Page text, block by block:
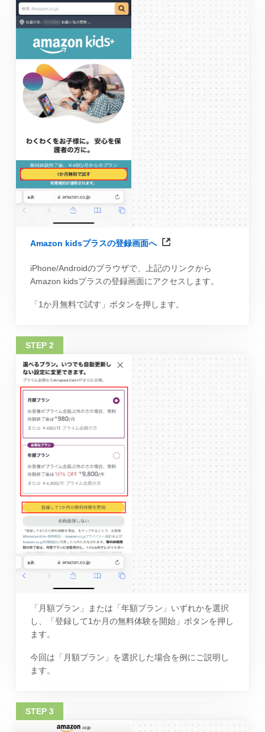
Amazon kidsプラスの登録画面へ
iPhone/Androidのブラウザで、上記のリンクから
Amazon kidsプラスの登録画面にアクセスします。
「1か月無料で試す」ボタンを押します。
「月額プラン」または「年額プラン」いずれかを選択
し、「登録して1か月の無料体験を開始」ボタンを押し
ます。
今回は「月額プラン」を選択した場合を例にご説明し
ます。